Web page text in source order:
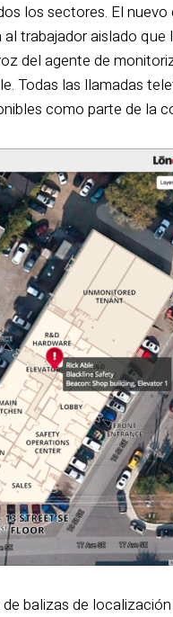
los sectores. El
trabajador aislado
del agente de
Todas las llamadas
como parte de la
balizas de